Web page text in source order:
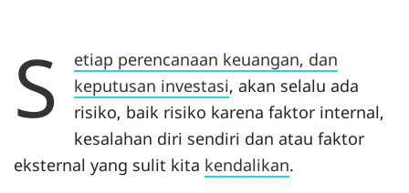
S
etiap perencanaan keuangan, dan
keputusan investasi, akan selalu ada
risiko, baik risiko karena faktor internal,
kesalahan diri sendiri dan atau faktor
eksternal yang sulit kita kendalikan.